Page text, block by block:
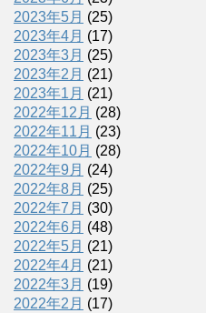
2023年5月 (25)
2023年4月 (17)
2023年3月 (25)
2023年2月 (21)
2023年1月 (21)
2022年12月 (28)
2022年11月 (23)
2022年10月 (28)
2022年9月 (24)
2022年8月 (25)
2022年7月 (30)
2022年6月 (48)
2022年5月 (21)
2022年4月 (21)
2022年3月 (19)
2022年2月 (17)